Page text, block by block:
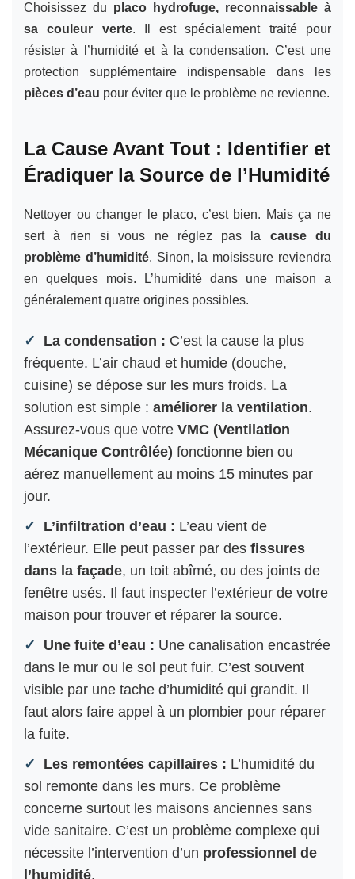
Choisissez du placo hydrofuge, reconnaissable à
sa couleur verte. Il est spécialement traité pour
résister à l’humidité et à la condensation. C’est une
protection supplémentaire indispensable dans les
pièces d’eau pour éviter que le problème ne revienne.
La Cause Avant Tout : Identifier et
Éradiquer la Source de l’Humidité
Nettoyer ou changer le placo, c’est bien. Mais ça ne
sert à rien si vous ne réglez pas la cause du
problème d’humidité. Sinon, la moisissure reviendra
en quelques mois. L’humidité dans une maison a
généralement quatre origines possibles.
La condensation : C’est la cause la plus
fréquente. L’air chaud et humide (douche,
cuisine) se dépose sur les murs froids. La
solution est simple : améliorer la ventilation.
Assurez-vous que votre VMC (Ventilation
Mécanique Contrôlée) fonctionne bien ou
aérez manuellement au moins 15 minutes par
jour.
L’infiltration d’eau : L’eau vient de
l’extérieur. Elle peut passer par des fissures
dans la façade, un toit abîmé, ou des joints de
fenêtre usés. Il faut inspecter l’extérieur de votre
maison pour trouver et réparer la source.
Une fuite d’eau : Une canalisation encastrée
dans le mur ou le sol peut fuir. C’est souvent
visible par une tache d’humidité qui grandit. Il
faut alors faire appel à un plombier pour réparer
la fuite.
Les remontées capillaires : L’humidité du
sol remonte dans les murs. Ce problème
concerne surtout les maisons anciennes sans
vide sanitaire. C’est un problème complexe qui
nécessite l’intervention d’un professionnel de
l’humidité.